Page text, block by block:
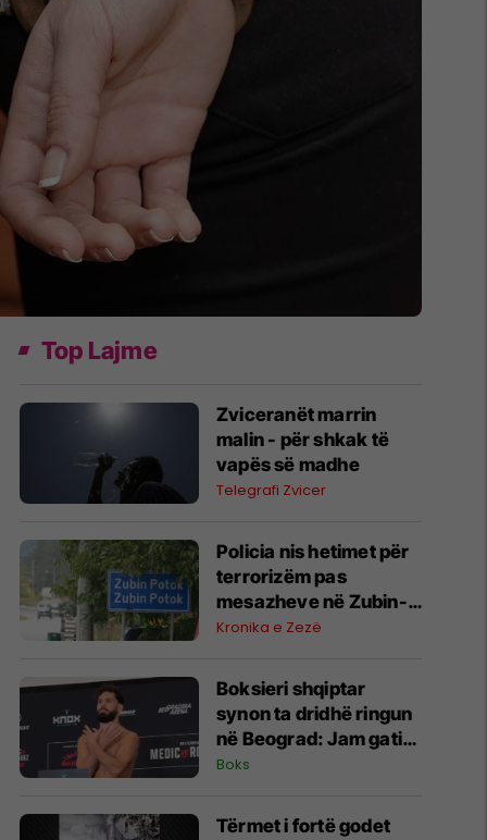
Top Lajme
Zviceranët marrin
malin - për shkak të
vapës së madhe
Telegrafi Zvicer
Policia nis hetimet për
terrorizëm pas
mesazheve në Zubin-
Potok
Kronika e Zezë
Boksieri shqiptar
synon ta dridhë ringun
në Beograd: Jam gati,
Zoti e bekoftë
Boks
Tërmet i fortë godet